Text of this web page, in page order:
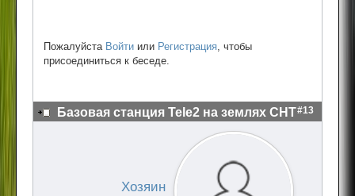
Пожалуйста Войти или Регистрация, чтобы
присоединиться к беседе.
Базовая станция Tele2 на землях СНТ#13
Хозяин